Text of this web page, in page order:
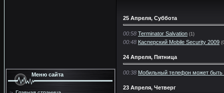
Меню сайта
25 Апреля, Суббота
00:58 Terminator Salvation (1)
00:48 Касперский Mobile Security 2009
24 Апреля, Пятница
00:38 Мобильный телефон может
23 Апреля, Четверг